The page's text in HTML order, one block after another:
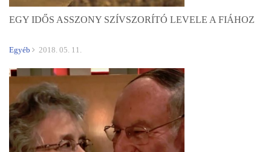
EGY IDŐS ASSZONY SZÍVSZORÍTÓ LEVELE A FIÁHOZ
Egyéb 2018. 05. 11.